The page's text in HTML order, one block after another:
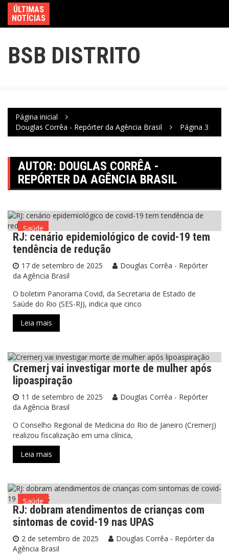
ÚLTIMAS
NOTÍCIAS
BSB DISTRITO
Página inicial
Douglas Corrêa - Repórter da Agência Brasil
Página 3
AUTOR: DOUGLAS CORRÊA -
REPÓRTER DA AGÊNCIA BRASIL
Saúde
RJ: cenário epidemiológico de covid-19 tem
tendência de redução
17 de setembro de 2025
Douglas Corrêa - Repórter
da Agência Brasil
O boletim Panorama Covid, da Secretaria de Estado de
Saúde do Rio (SES-RJ), indica que cinco
Leia mais
Saúde
Cremerj vai investigar morte de mulher após
lipoaspiração
11 de setembro de 2025
Douglas Corrêa - Repórter
da Agência Brasil
O Conselho Regional de Medicina do Rio de Janeiro (Cremerj)
realizou fiscalização em uma clínica,
Leia mais
Saúde
RJ: dobram atendimentos de crianças com
sintomas de covid-19 nas UPAS
2 de setembro de 2025
Douglas Corrêa - Repórter da
Agência Brasil